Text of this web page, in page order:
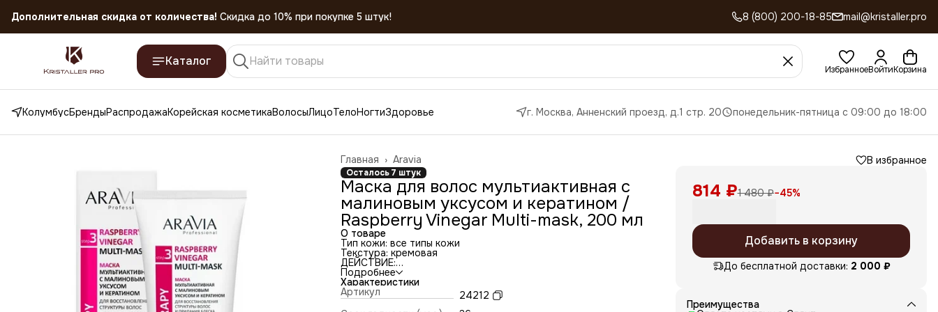
Скидка 45% на все товары до 31.07.2026 8 (800) 200-18-85 mail@kristaller.pro
Каталог
ИзбранноеВойтиКорзина
КолумбусБрендыРаспродажаКорейская косметикаВолосыЛицоТелоНогтиЗдоровье г. Москва, Анненский проезд, д.1 стр. 20 понедельник-пятница с 09:00 до 18:00
Aravia
Главная ›
Осталось 7 штук
Маска для волос мультиактивная с
малиновым уксусом и кератином /
Raspberry Vinegar Multi-mask, 200 мл
О товаре
Тип кожи: все типы кожи
Текстура: кремовая
ДЕЙСТВИЕ:
Восстанавливает структуру волос
Нормализует кожно-липидный баланс
Обеспечивает защитные функции локонов
Предотвращает ломкость и сечение волос
Подробнее
Характеристики
Артикул
24212
В избранное
814 ₽1 480 ₽−45%
Добавить в корзину
До бесплатной доставки: 2 000 ₽
Преимущества